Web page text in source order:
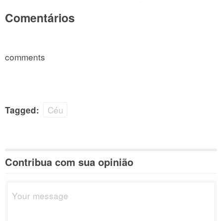
Comentários
comments
Tagged: Céu
Contribua com sua opinião